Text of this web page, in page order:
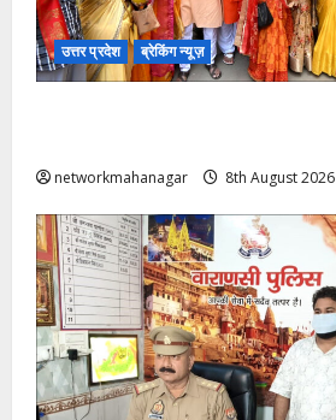
उत्तर प्रदेश ब्रेकिंग न्यूज़
networkmahanagar 8th August 2026